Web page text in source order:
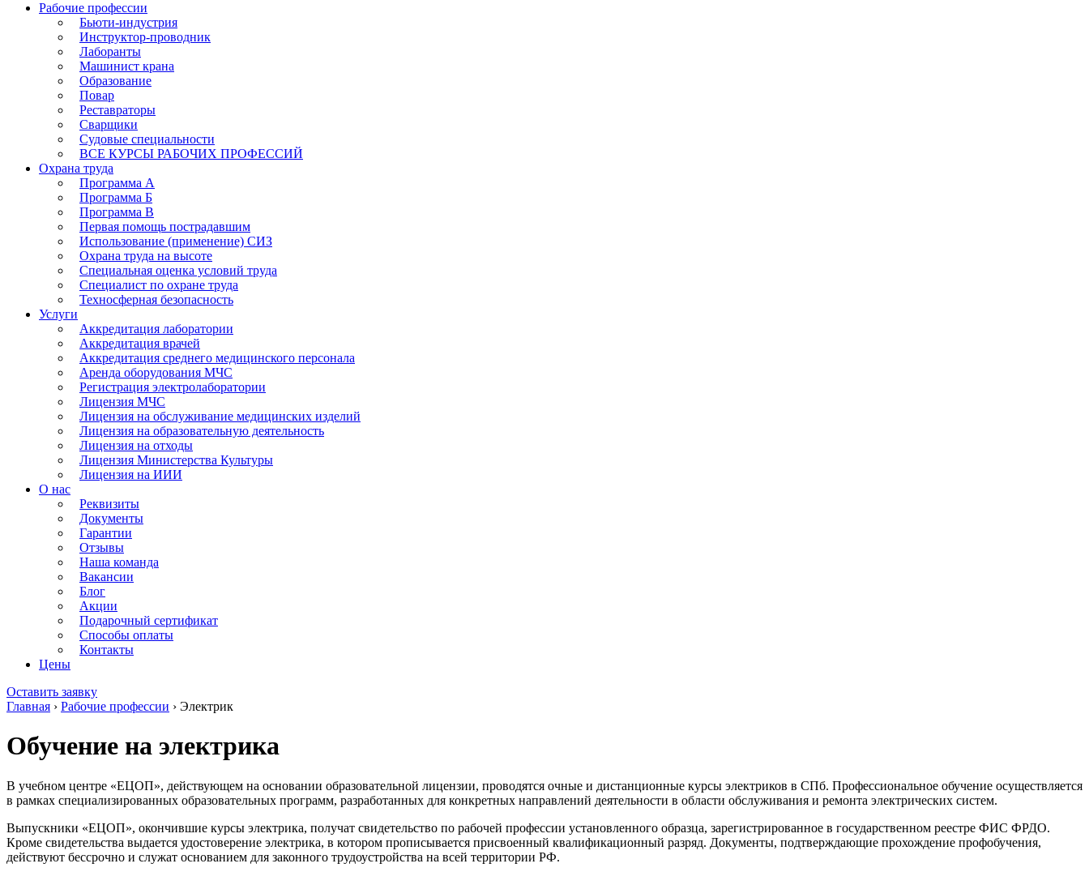
Рабочие профессии
Бьюти-индустрия
Инструктор-проводник
Лаборанты
Машинист крана
Образование
Повар
Реставраторы
Сварщики
Судовые специальности
ВСЕ КУРСЫ РАБОЧИХ ПРОФЕССИЙ
Охрана труда
Программа А
Программа Б
Программа В
Первая помощь пострадавшим
Использование (применение) СИЗ
Охрана труда на высоте
Специальная оценка условий труда
Специалист по охране труда
Техносферная безопасность
Услуги
Аккредитация лаборатории
Аккредитация врачей
Аккредитация среднего медицинского персонала
Аренда оборудования МЧС
Регистрация электролаборатории
Лицензия МЧС
Лицензия на обслуживание медицинских изделий
Лицензия на образовательную деятельность
Лицензия на отходы
Лицензия Министерства Культуры
Лицензия на ИИИ
О нас
Реквизиты
Документы
Гарантии
Отзывы
Наша команда
Вакансии
Блог
Акции
Подарочный сертификат
Способы оплаты
Контакты
Цены
Оставить заявку
Главная › Рабочие профессии › Электрик
Обучение на электрика
В учебном центре «ЕЦОП», действующем на основании образовательной лицензии, проводятся очные и дистанционные курсы электриков в СПб. Профессиональное обучение осуществляется
в рамках специализированных образовательных программ, разработанных для конкретных направлений деятельности в области обслуживания и ремонта электрических систем.
Выпускники «ЕЦОП», окончившие курсы электрика, получат свидетельство по рабочей профессии установленного образца, зарегистрированное в государственном реестре ФИС ФРДО.
Кроме свидетельства выдается удостоверение электрика, в котором прописывается присвоенный квалификационный разряд. Документы, подтверждающие прохождение профобучения,
действуют бессрочно и служат основанием для законного трудоустройства на всей территории РФ.